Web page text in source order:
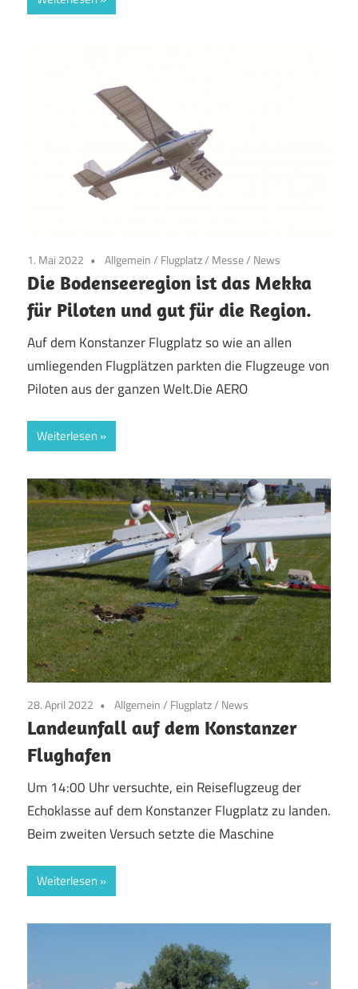
1. Mai 2022 Allgemein/ Flugplatz/ Messe/ News
Die Bodenseeregion ist das Mekka
für Piloten und gut für die Region.
Auf dem Konstanzer Flugplatz so wie an allen
umliegenden Flugplätzen parkten die Flugzeuge von
Piloten aus der ganzen Welt.Die AERO
Weiterlesen
28. April 2022 Allgemein/ Flugplatz/ News
Landeunfall auf dem Konstanzer
Flughafen
Um 14:00 Uhr versuchte, ein Reiseflugzeug der
Echoklasse auf dem Konstanzer Flugplatz zu landen.
Beim zweiten Versuch setzte die Maschine
Weiterlesen